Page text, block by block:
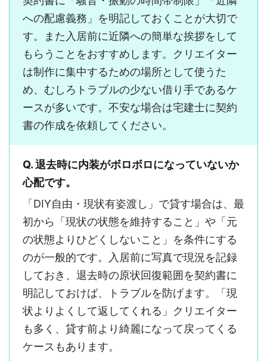
への配慮義務」を明記しておくことが大切で
す。また入居前に近隣への簡単な挨拶をして
もらうことをおすすめします。クリエイター
は制作に集中するための場所として使うた
め、むしろトラブルの少ない借り手であるケ
ースが多いです。不安な場合は宅建士に契約
書の作成を依頼してください。
Q. 退去時に内装がボロボロになっていないか
心配です。
「DIY自由・現状有姿渡し」で貸す場合は、最
初から「現状の状態を維持すること」や「元
の状態よりひどくしないこと」を条件にする
のが一般的です。入居前に写真で現況を記録
しておき、退去時の原状回復範囲を契約書に
明記しておけば、トラブルを防げます。「現
状よりよくして返してくれる」クリエイター
も多く、貸す前より綺麗になって戻ってくる
ケースもあります。